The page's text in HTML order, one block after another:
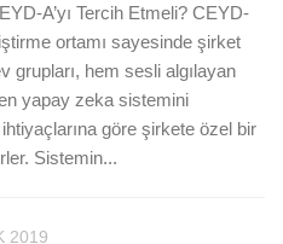
A’yı Tercih Etmeli? CEYD-
ortamı sayesinde şirket
grupları, hem sesli algılayan
yapay zeka sistemini
göre şirkete özel bir
Sistemin...
2019